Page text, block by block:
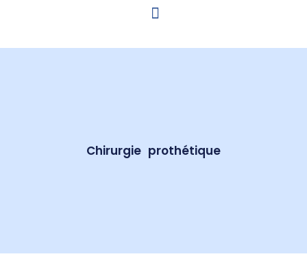
Chirurgie prothétique